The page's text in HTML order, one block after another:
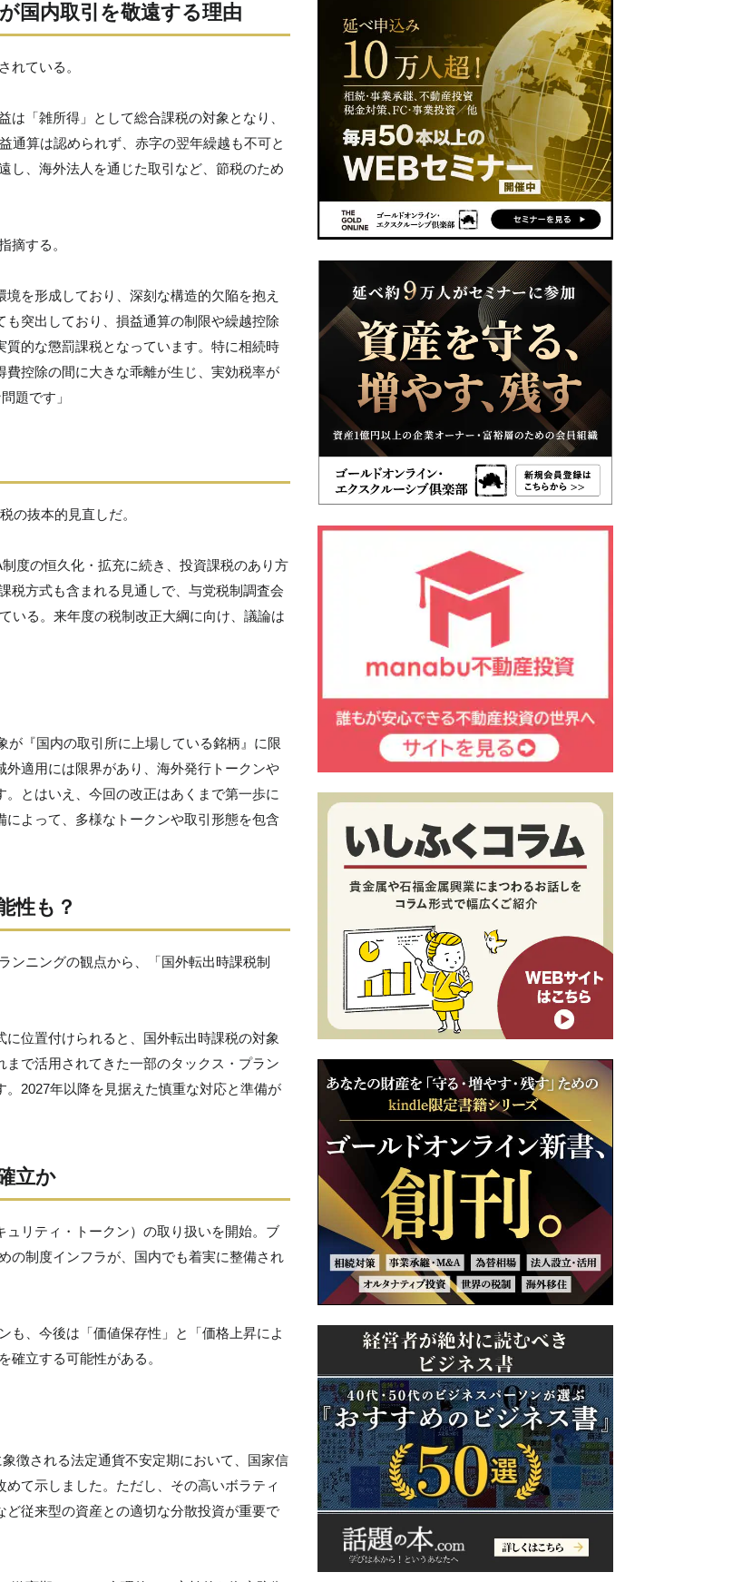
国内取引を敬遠する理由
れている。
「雑所得」として総合課税の対象となり、
通算は認められず、赤字の翌年繰越も不可と
し、海外法人を通じた取引など、節税のため
摘する。
を形成しており、深刻な構造的欠陥を抱え
突出しており、損益通算の制限や繰越控除
的な懲罰課税となっています。特に相続時
控除の間に大きな乖離が生じ、実効税率が
題です」
の抜本的見直しだ。
度の恒久化・拡充に続き、投資課税のあり方
税方式も含まれる見通しで、与党税制調査会
いる。来年度の税制改正大綱に向け、議論は
が『国内の取引所に上場している銘柄』に限
適用には限界があり、海外発行トークンや
とはいえ、今回の改正はあくまで第一歩に
よって、多様なトークンや取引形態を包含
性も？
ンニングの観点から、「国外転出時課税制
に位置付けられると、国外転出時課税の対象
で活用されてきた一部のタックス・プラン
2027年以降を見据えた慎重な対応と準備が
立か
リティ・トークン）の取り扱いを開始。ブ
の制度インフラが、国内でも着実に整備され
も、今後は「価値保存性」と「価格上昇によ
確立する可能性がある。
徴される法定通貨不安定期において、国家信
て示しました。ただし、その高いボラティ
従来型の資産との適切な分散投資が重要で